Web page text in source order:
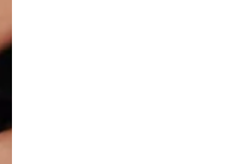
UITLOGGEN